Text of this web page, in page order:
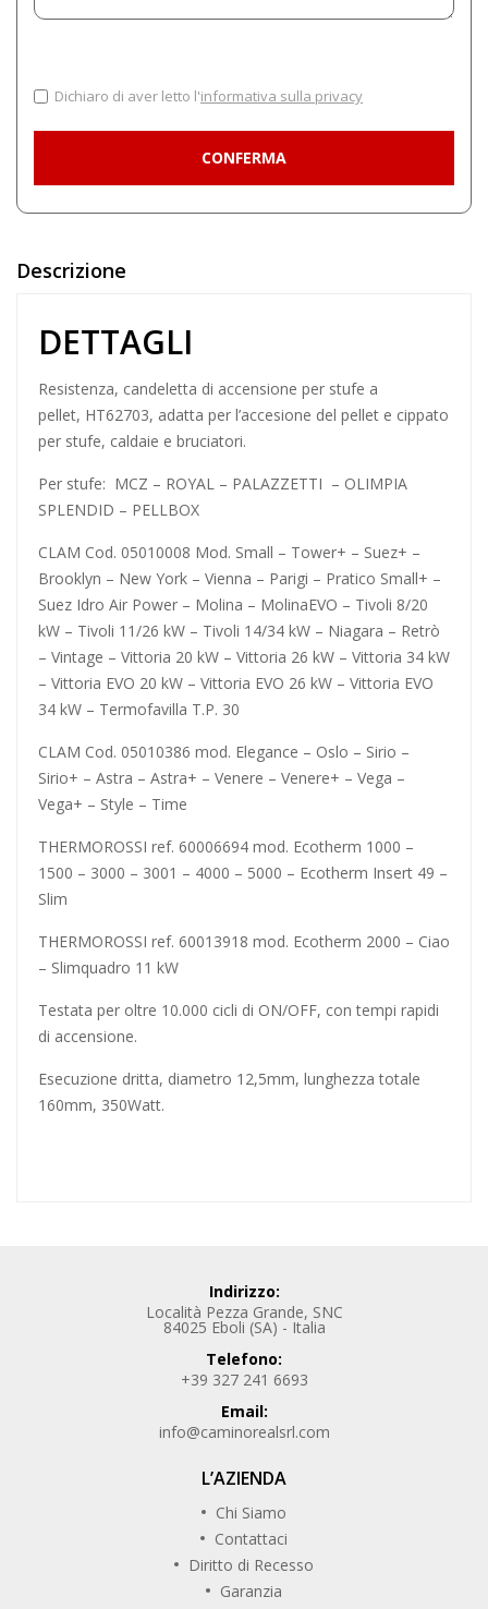
Dichiaro di aver letto l'informativa sulla privacy
Descrizione
DETTAGLI
Resistenza, candeletta di accensione per stufe a
pellet, HT62703, adatta per l’accesione del pellet e cippato
per stufe, caldaie e bruciatori.
Per stufe: MCZ – ROYAL – PALAZZETTI – OLIMPIA
SPLENDID – PELLBOX
CLAM Cod. 05010008 Mod. Small – Tower+ – Suez+ –
Brooklyn – New York – Vienna – Parigi – Pratico Small+ –
Suez Idro Air Power – Molina – MolinaEVO – Tivoli 8/20
kW – Tivoli 11/26 kW – Tivoli 14/34 kW – Niagara – Retrò
– Vintage – Vittoria 20 kW – Vittoria 26 kW – Vittoria 34 kW
– Vittoria EVO 20 kW – Vittoria EVO 26 kW – Vittoria EVO
34 kW – Termofavilla T.P. 30
CLAM Cod. 05010386 mod. Elegance – Oslo – Sirio –
Sirio+ – Astra – Astra+ – Venere – Venere+ – Vega –
Vega+ – Style – Time
THERMOROSSI ref. 60006694 mod. Ecotherm 1000 –
1500 – 3000 – 3001 – 4000 – 5000 – Ecotherm Insert 49 –
Slim
THERMOROSSI ref. 60013918 mod. Ecotherm 2000 – Ciao
– Slimquadro 11 kW
Testata per oltre 10.000 cicli di ON/OFF, con tempi rapidi
di accensione.
Esecuzione dritta, diametro 12,5mm, lunghezza totale
160mm, 350Watt.
Indirizzo:
Località Pezza Grande, SNC
84025 Eboli (SA) - Italia
Telefono:
+39 327 241 6693
Email:
info@caminorealsrl.com
L’AZIENDA
Chi Siamo
Contattaci
Diritto di Recesso
Garanzia